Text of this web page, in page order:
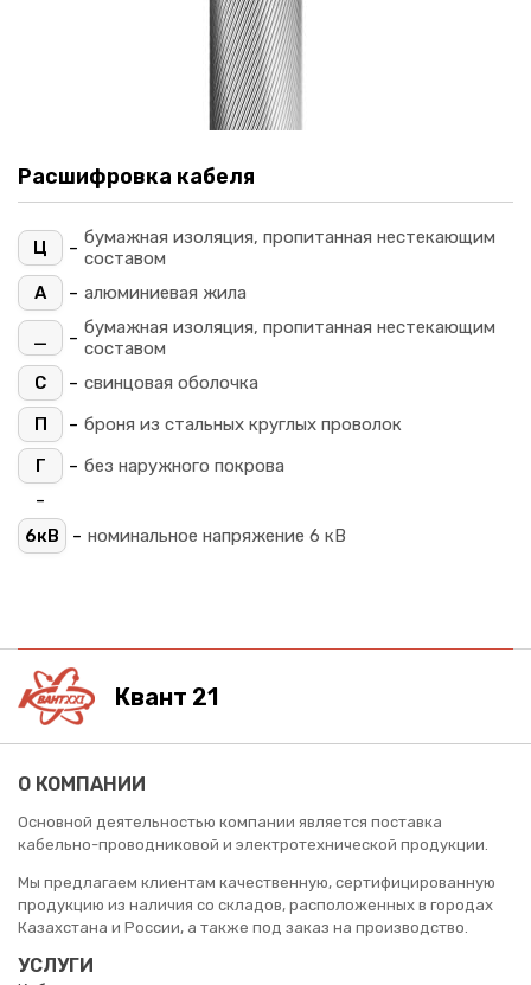
Расшифровка кабеля
Ц - бумажная изоляция, пропитанная нестекающим
составом
А
- алюминиевая жила
_ - бумажная изоляция, пропитанная нестекающим
составом
С
- свинцовая оболочка
П
- броня из стальных круглых проволок
Г
- без наружного покрова
-
6кВ - номинальное напряжение 6 кВ
Квант 21
О КОМПАНИИ
Основной деятельностью компании является поставка
кабельно-проводниковой и электротехнической продукции.
Мы предлагаем клиентам качественную, сертифицированную
продукцию из наличия со складов, расположенных в городах
Казахстана и России, а также под заказ на производство.
УСЛУГИ